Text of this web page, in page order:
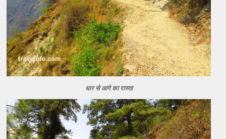
धार से आगे का रास्ता